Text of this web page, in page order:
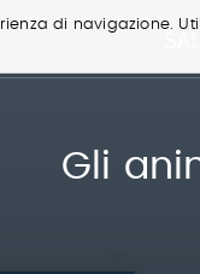
di navigazione.
Gli